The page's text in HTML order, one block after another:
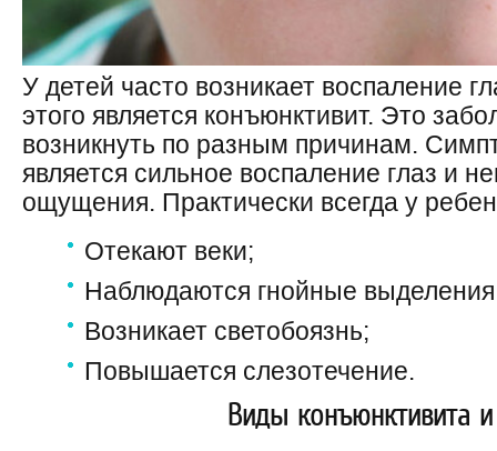
У детей часто возникает воспаление
этого является конъюнктивит. Это
возникнуть по разным причинам.
является сильное воспаление глаз и
ощущения. Практически всегда у
Отекают веки;
Наблюдаются гнойные
Возникает светобоязнь;
Повышается слезотечение.
Виды конъюнктивита